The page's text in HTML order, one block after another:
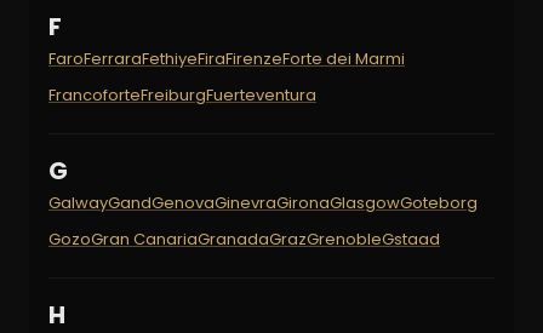
F
FaroFerraraFethiyeFiraFirenzeForte dei Marmi
FrancoforteFreiburgFuerteventura
G
GalwayGandGenovaGinevraGironaGlasgowGoteborg
GozoGran CanariaGranadaGrazGrenobleGstaad
H